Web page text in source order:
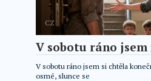
CZ
V sobotu ráno jsem
V sobotu ráno jsem si chtěla
osmé, slunce se